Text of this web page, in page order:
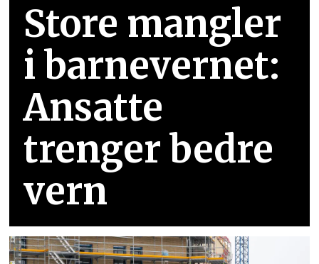
Store mangler
i barnevernet:
Ansatte
trenger bedre
vern